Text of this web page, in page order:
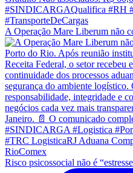
A Operação Mare Liberum não
Risco psicossocial não é